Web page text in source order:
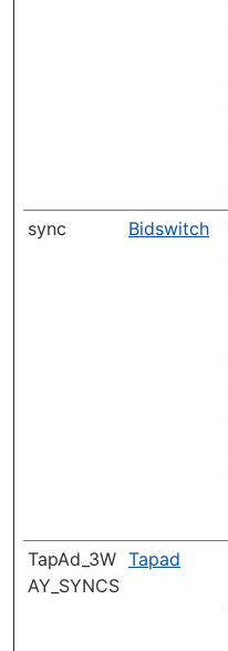
sync Bidswitch
TapAd_3W
AY_SYNCS
Tapad